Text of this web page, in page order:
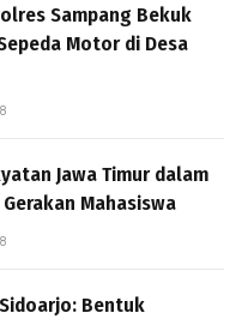
Sampang Bekuk
Motor di Desa
Jawa Timur dalam
Mahasiswa
Sidoarjo: Bentuk